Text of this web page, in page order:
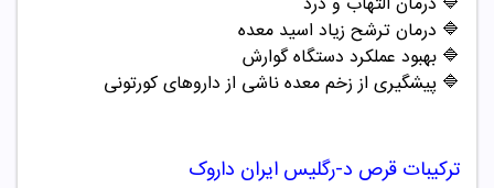
🔷 درمان ترشح زیاد اسید معده
🔷 بهبود عملکرد دستگاه گوارش
🔷 پیشگیری از زخم معده ناشی از داروهای کورتونی
ترکیبات قرص د-رگلیس ایران داروک